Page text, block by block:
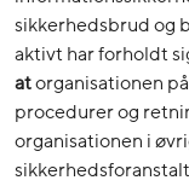
sikkerhedsbrud og
aktivt har forholdt
atorganisationen
procedurer og
organisationen i